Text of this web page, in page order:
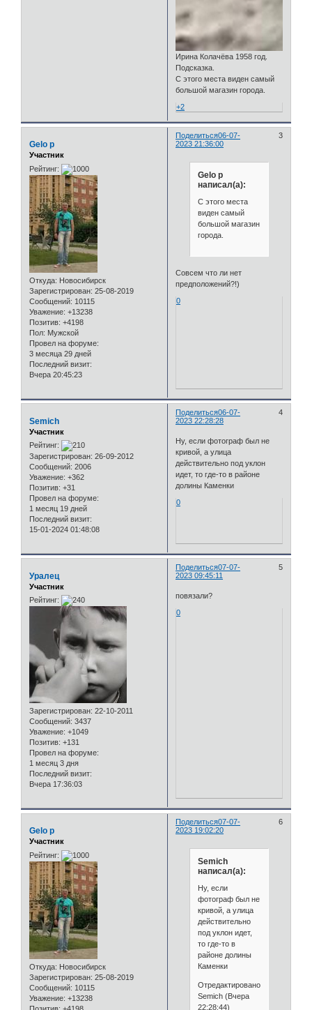
Ирина Колачёва 1958 год.
Подсказка.
С этого места виден самый
большой магазин города.
+2
Поделиться 3
06-07-
2023 21:36:00
Gelo p
Участник
Рейтинг:
Откуда: Новосибирск
Зарегистрирован: 25-08-2019
Сообщений: 10115
Уважение: +13238
Позитив: +4198
Пол: Мужской
Провел на форуме:
3 месяца 29 дней
Последний визит:
Вчера 20:45:23
Gelo p
написал(а):
С этого места
виден самый
большой магазин
города.
Совсем что ли нет
предположений?!)
0
Поделиться 4
06-07-
2023 22:28:28
Semich
Участник
Рейтинг:
Зарегистрирован: 26-09-2012
Сообщений: 2006
Уважение: +362
Позитив: +31
Провел на форуме:
1 месяц 19 дней
Последний визит:
15-01-2024 01:48:08
Ну, если фотограф был не
кривой, а улица
действительно под уклон
идет, то где-то в районе
долины Каменки
0
Поделиться 5
07-07-
2023 09:45:11
Уралец
Участник
Рейтинг:
Зарегистрирован: 22-10-2011
Сообщений: 3437
Уважение: +1049
Позитив: +131
Провел на форуме:
1 месяц 3 дня
Последний визит:
Вчера 17:36:03
повязали?
0
Поделиться 6
07-07-
2023 19:02:20
Gelo p
Участник
Рейтинг:
Откуда: Новосибирск
Зарегистрирован: 25-08-2019
Сообщений: 10115
Уважение: +13238
Позитив: +4198
Semich
написал(а):
Ну, если
фотограф был не
кривой, а улица
действительно
под уклон идет,
то где-то в
районе долины
Каменки
Отредактировано
Semich (Вчера
22:28:44)